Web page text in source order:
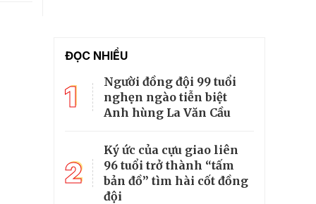
ĐỌC NHIỀU
1
Người đồng đội 99 tuổi
nghẹn ngào tiễn biệt
Anh hùng La Văn Cầu
2
Ký ức của cựu giao liên
96 tuổi trở thành “tấm
bản đồ” tìm hài cốt đồng
đội